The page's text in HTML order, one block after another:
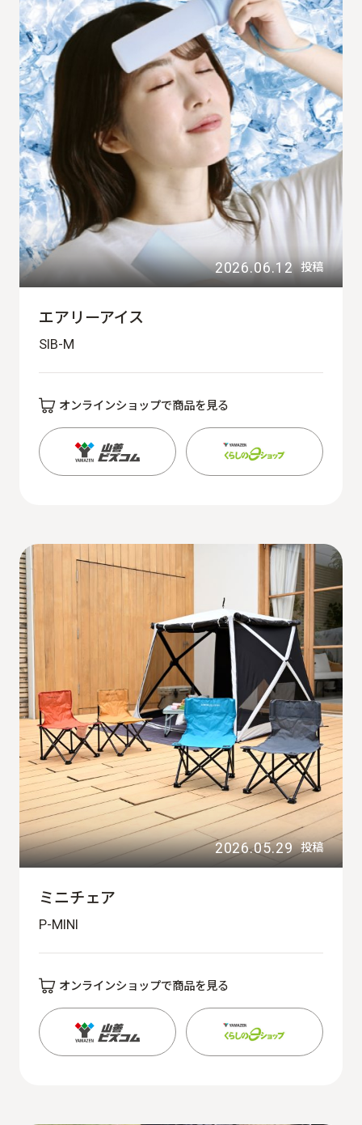
2026.06.12 投稿
エアリーアイス
SIB-M
オンラインショップで商品を見る
2026.05.29 投稿
ミニチェア
P-MINI
オンラインショップで商品を見る